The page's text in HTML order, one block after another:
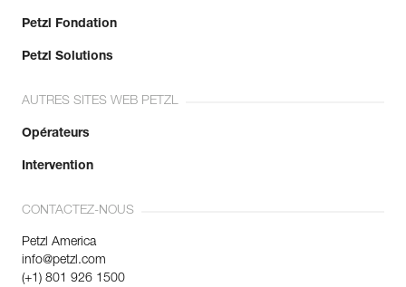
Petzl Fondation
Petzl Solutions
AUTRES SITES WEB PETZL
Opérateurs
Intervention
CONTACTEZ-NOUS
Petzl America
info@petzl.com
(+1) 801 926 1500